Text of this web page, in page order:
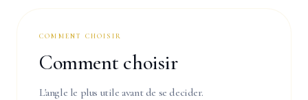
COMMENT CHOISIR
Comment choisir
L'angle le plus utile avant de se decider.